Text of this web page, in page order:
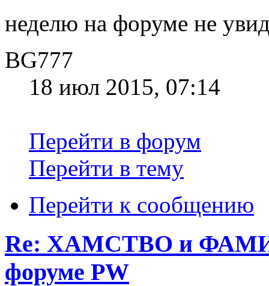
неделю на форуме не
BG777
18 июл 2015, 07:14
Перейти в форум
Перейти в тему
Перейти к сообщению
Re: ХАМСТВО и
форуме PW